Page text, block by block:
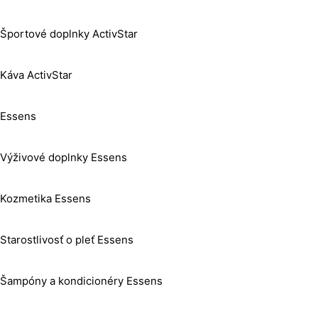
Športové doplnky ActivStar
Káva ActivStar
Essens
Výživové doplnky Essens
Kozmetika Essens
Starostlivosť o pleť Essens
Šampóny a kondicionéry Essens